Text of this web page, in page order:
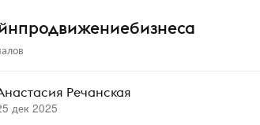
Речанская
дек 2025